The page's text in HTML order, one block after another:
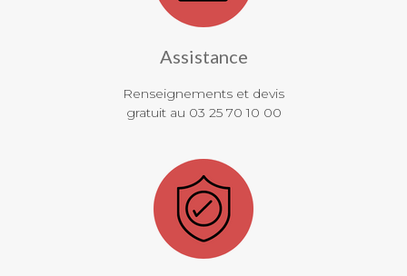
Assistance
Renseignements et devis
gratuit au 03 25 70 10 00